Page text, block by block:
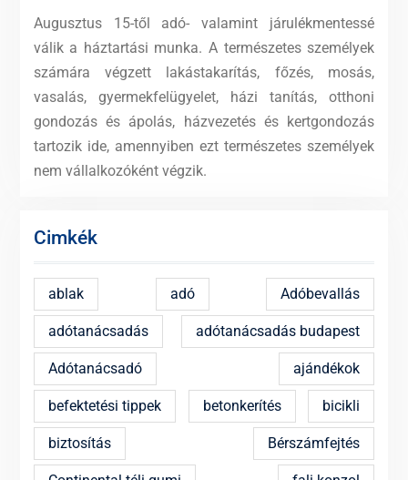
Augusztus 15-től adó- valamint járulékmentessé
válik a háztartási munka. A természetes személyek
számára végzett lakástakarítás, főzés, mosás,
vasalás, gyermekfelügyelet, házi tanítás, otthoni
gondozás és ápolás, házvezetés és kertgondozás
tartozik ide, amennyiben ezt természetes személyek
nem vállalkozóként végzik.
Cimkék
ablak adó Adóbevallás
adótanácsadás adótanácsadás budapest
Adótanácsadó ajándékok
befektetési tippek betonkerítés bicikli
biztosítás Bérszámfejtés